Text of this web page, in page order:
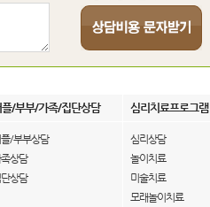
/부부/가족/집단상담 심리치료프로그램
/부부상담
상담
상담
심리상담
놀이치료
미술치료
모래놀이치료